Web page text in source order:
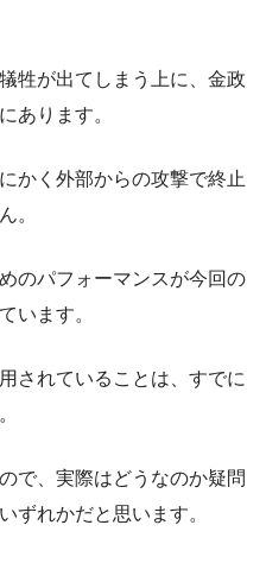
牲が出てしまう上に、金政
あります。
かく外部からの攻撃で終止
。
のパフォーマンスが今回の
います。
されていることは、すでに
で、実際はどうなのか疑問
ずれかだと思います。